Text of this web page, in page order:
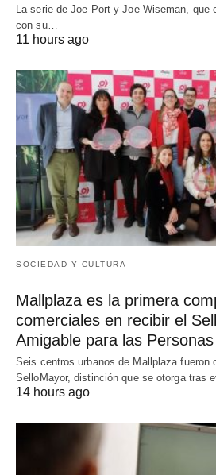
La serie de Joe Port y Joe Wiseman, que
con su…
11 hours ago
SOCIEDAD Y CULTURA
Mallplaza es la primera
comerciales en recibir el
Amigable para las
Seis centros urbanos de Mallplaza fueron
SelloMayor, distinción que se otorga tras
14 hours ago